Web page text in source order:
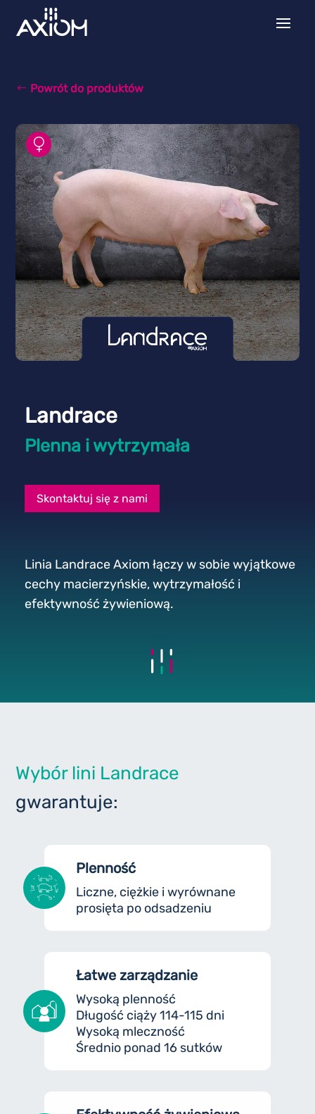
Powrót do produktów
Landrace
Plenna i wytrzymała
Skontaktuj się z nami
Linia Landrace Axiom łączy w sobie wyjątkowe
cechy macierzyńskie, wytrzymałość i
efektywność żywieniową.
Wybór lini Landrace
gwarantuje:
Plenność
Liczne, ciężkie i wyrównane
prosięta po odsadzeniu
Łatwe zarządzanie
Wysoką plenność
Długość ciąży 114-115 dni
Wysoką mleczność
Średnio ponad 16 sutków